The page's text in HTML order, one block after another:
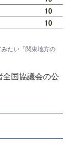
たい「関東地方の
国協議会の公